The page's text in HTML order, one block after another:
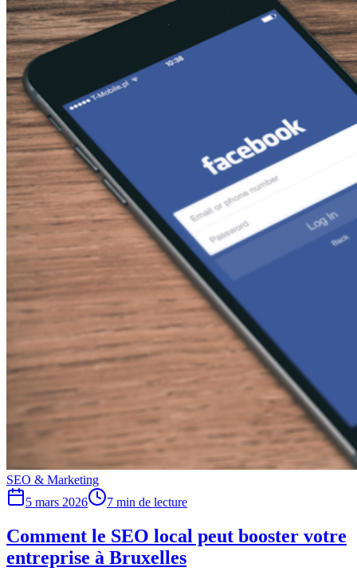
SEO & Marketing
5 mars 2026
7 min de lecture
Comment le SEO local peut booster votre
entreprise à Bruxelles